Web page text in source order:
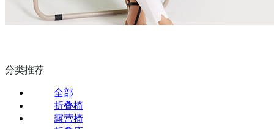
分类推荐
全部
折叠椅
露营椅